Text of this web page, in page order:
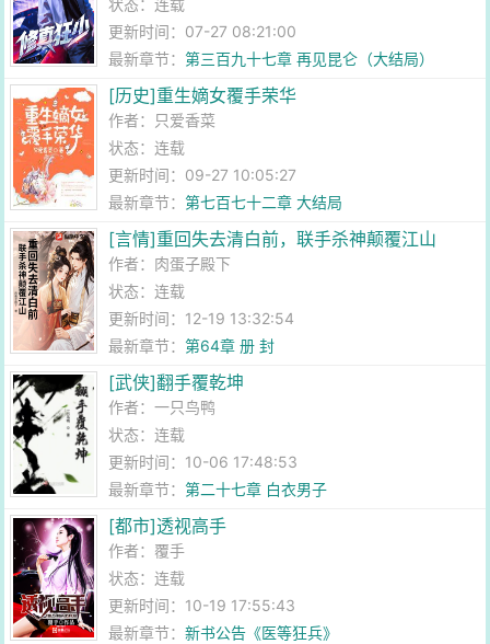
状态：连载
更新时间：07-27 08:21:00
最新章节：第三百九十七章 再见昆仑（大结局）
[历史]重生嫡女覆手荣华
作者： 只爱香菜
状态：连载
更新时间：09-27 10:05:27
最新章节：第七百七十二章 大结局
[言情]重回失去清白前，联手杀神颠覆江山
作者： 肉蛋子殿下
状态：连载
更新时间：12-19 13:32:54
最新章节：第64章 册 封
[武侠]翻手覆乾坤
作者：一只鸟鸭
状态：连载
更新时间：10-06 17:48:53
最新章节：第二十七章 白衣男子
[都市]透视高手
作者： 覆手
状态：连载
更新时间：10-19 17:55:43
最新章节：新书公告《医等狂兵》